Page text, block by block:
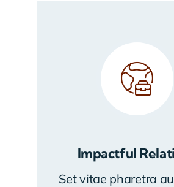
Impactful
Set vitae pharetra